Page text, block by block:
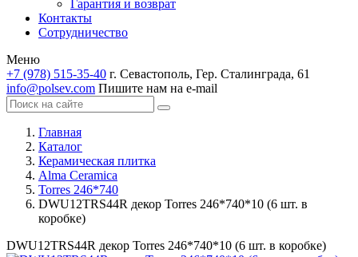
Гарантия и возврат
Контакты
Сотрудничество
Меню
+7 (978) 515-35-40 г. Севастополь, Гер. Сталинграда, 61
info@polsev.com Пишите нам на e-mail
Главная
Каталог
Керамическая плитка
Alma Ceramica
Torres 246*740
DWU12TRS44R декор Torres 246*740*10 (6 шт. в
коробке)
DWU12TRS44R декор Torres 246*740*10 (6 шт. в коробке)